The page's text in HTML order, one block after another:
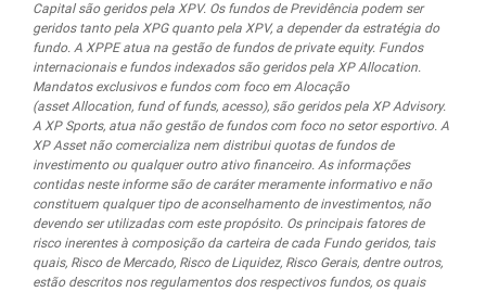
Capital são geridos pela XPV. Os fundos de Previdência podem ser
geridos tanto pela XPG quanto pela XPV, a depender da estratégia do
fundo. A XPPE atua na gestão de fundos de private equity. Fundos
internacionais e fundos indexados são geridos pela XP Allocation.
Mandatos exclusivos e fundos com foco em Alocação
(asset Allocation, fund of funds, acesso), são geridos pela XP Advisory.
A XP Sports, atua não gestão de fundos com foco no setor esportivo. A
XP Asset não comercializa nem distribui quotas de fundos de
investimento ou qualquer outro ativo financeiro. As informações
contidas neste informe são de caráter meramente informativo e não
constituem qualquer tipo de aconselhamento de investimentos, não
devendo ser utilizadas com este propósito. Os principais fatores de
risco inerentes à composição da carteira de cada Fundo geridos, tais
quais, Risco de Mercado, Risco de Liquidez, Risco Gerais, dentre outros,
estão descritos nos regulamentos dos respectivos fundos, os quais